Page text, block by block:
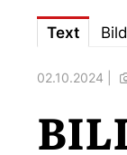
Fotos –
Kontakt
Text
02.10.2024 |